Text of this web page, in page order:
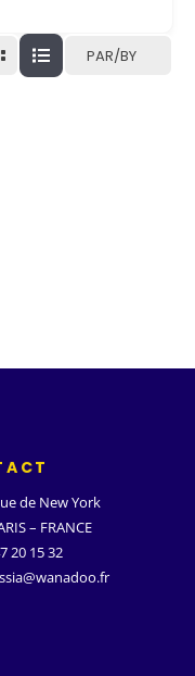
PAR/BY
de New York
– FRANCE
20 15 32